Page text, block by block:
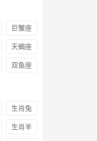
巨蟹座
天蝎座
双鱼座
生肖兔
生肖羊